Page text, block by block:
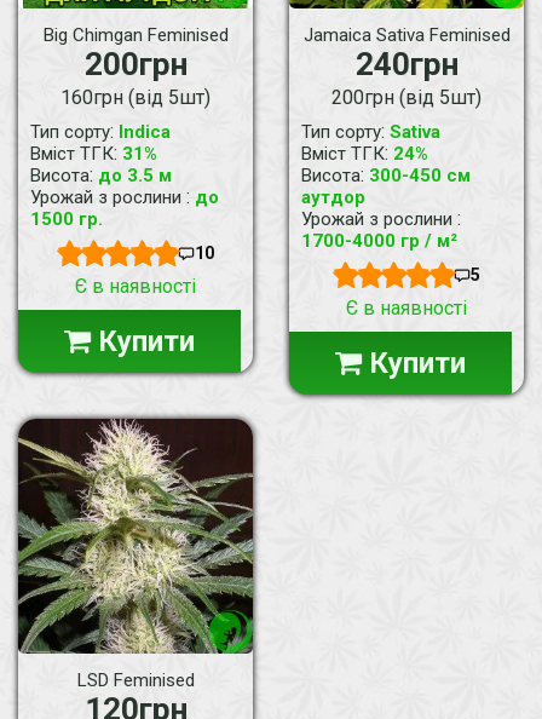
Big Chimgan Feminised
200грн
160грн (від 5шт)
Тип сорту: Indica
Вміст ТГК: 31%
Висота: до 3.5 м
Урожай з рослини : до
1500 гр.
10
Є в наявності
Купити
Jamaica Sativa Feminised
240грн
200грн (від 5шт)
Тип сорту: Sativa
Вміст ТГК: 24%
Висота: 300-450 cм
аутдор
Урожай з рослини :
1700-4000 гр / м²
5
Є в наявності
Купити
LSD Feminised
120грн